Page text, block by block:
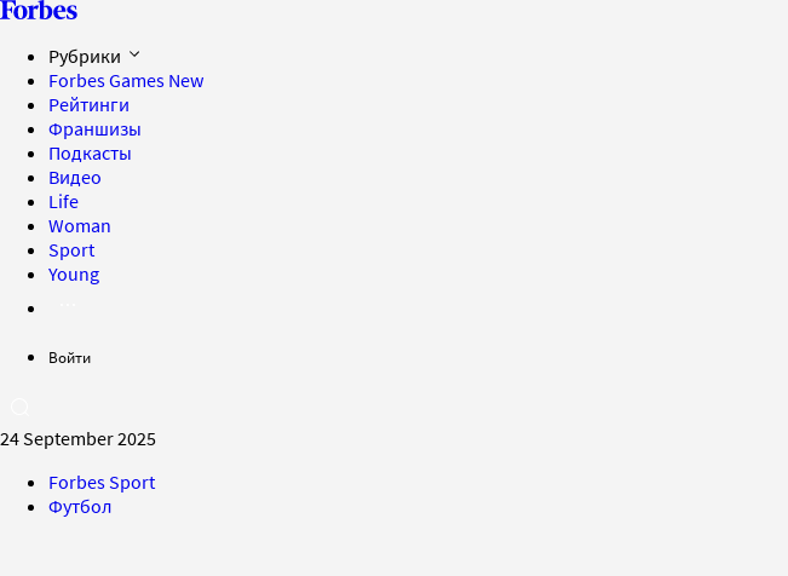
Рубрики
Forbes Games New
Рейтинги
Франшизы
Подкасты
Видео
Life
Woman
Sport
Young
Войти
24 September 2025
Forbes Sport
Футбол